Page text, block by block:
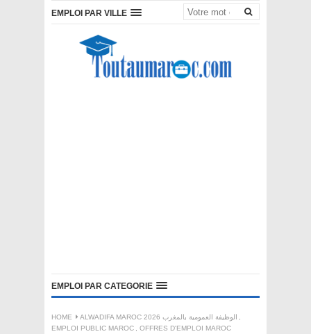
EMPLOI PAR VILLE
EMPLOI PAR CATEGORIE
HOME ALWADIFA MAROC 2026 الوظيفة العمومية بالمغرب
,
EMPLOI PUBLIC MAROC , OFFRES D'EMPLOI MAROC